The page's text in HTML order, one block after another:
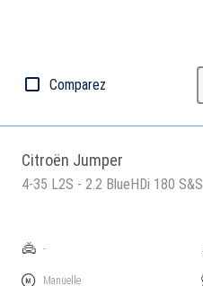
Comparez
Citroën Jumper
4-35 L2S - 2.2 BlueHDi 180 S&S
-
Manuelle